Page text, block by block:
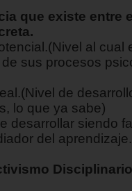
que existe entre
al cual
sus procesos
de
lo que ya sabe)
desarrollar siendo
del aprendizaje.